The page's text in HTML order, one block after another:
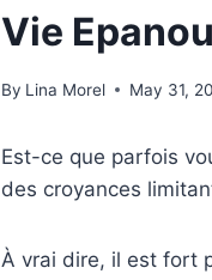
Vie
By Lina Morel May 31,
Est-ce que parfois
des croyances
À vrai dire, il est fort